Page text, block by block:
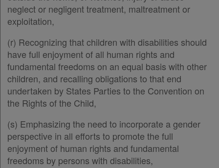
Χρήσιμα
Assistant
Νομολογία
Kodiko
Forum
Αναζήτηση
Κ.Α.Δ.
Άρθρο 43
Άρθρο 44 [-]
Παρ.1
Παρ.2
Παρ.3
Παρ.4
Άρθρο 45 [-]
Παρ.1
Παρ.2
Παρ.1
Παρ.2
Άρθρο 47 [-]
Παρ.1
neglect or negligent treatment, maltreatment or
exploitation,
(r) Recognizing that children with disabilities should
have full enjoyment of all human rights and
fundamental freedoms on an equal basis with other
children, and recalling obligations to that end
undertaken by States Parties to the Convention on
the Rights of the Child,
(s) Emphasizing the need to incorporate a gender
perspective in all efforts to promote the full
enjoyment of human rights and fundamental
freedoms by persons with disabilities,